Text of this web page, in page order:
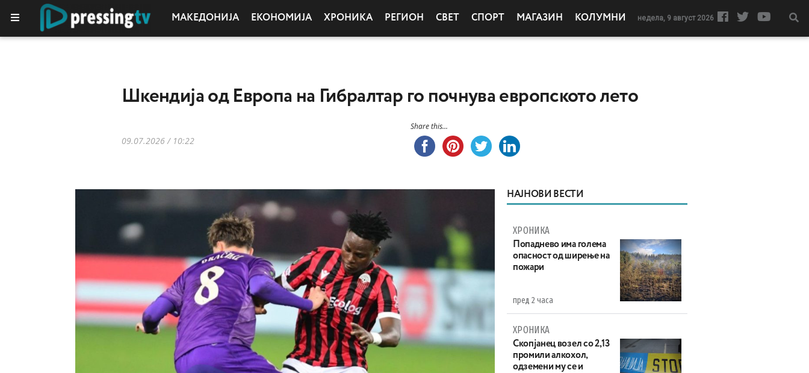
МАКЕДОНИЈА ЕКОНОМИЈА ХРОНИКА РЕГИОН СВЕТ СПОРТ МАГАЗИН КОЛУМНИ недела, 9 август 2026
Шкендија од Европа на Гибралтар го почнува европското лето
09.07.2026 / 10:22
Share this...
НАЈНОВИ ВЕСТИ
ХРОНИКА
Попаднево има голема
опасност од ширење на
пожари
пред 2 часа
ХРОНИКА
Скопјанец возел со 2,13
промили алкохол,
одземени му се и